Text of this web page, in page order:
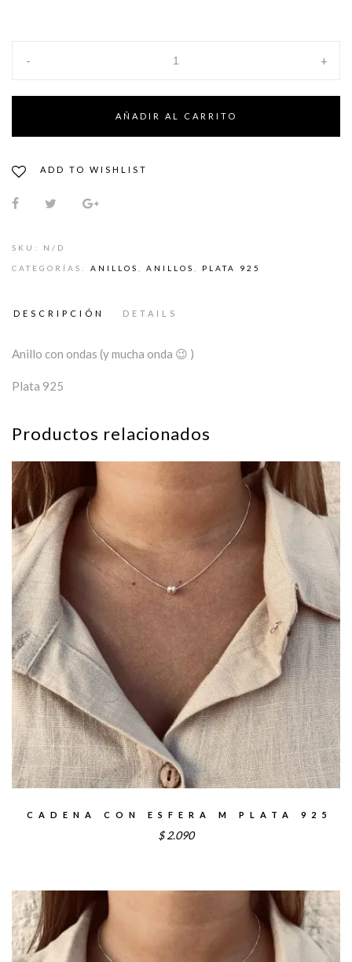
- +
AÑADIR AL CARRITO
ADD TO WISHLIST
SKU: N/D
CATEGORÍAS: ANILLOS ANILLOS PLATA 925
DESCRIPCIÓN DETAILS
Anillo con ondas (y mucha onda 😉 )
Plata 925
Productos relacionados
CADENA CON ESFERA M PLATA 925
$2.090